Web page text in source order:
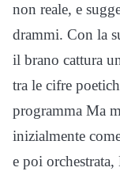
non reale, e
drammi. Con la
il brano cattura
tra le cifre
programma Ma
inizialmente
e poi orchestrata,